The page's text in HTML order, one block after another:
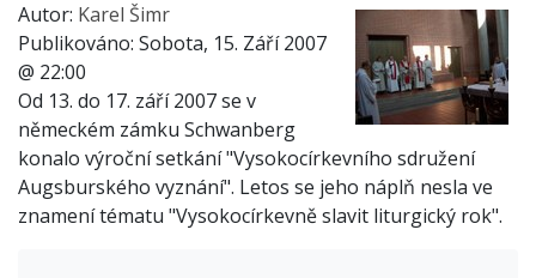
Autor: Karel Šimr
Publikováno: Sobota, 15. Září 2007
@ 22:00
Od 13. do 17. září 2007 se v
německém zámku Schwanberg
konalo výroční setkání "Vysokocírkevního sdružení
Augsburského vyznání". Letos se jeho náplň nesla ve
znamení tématu "Vysokocírkevně slavit liturgický rok".